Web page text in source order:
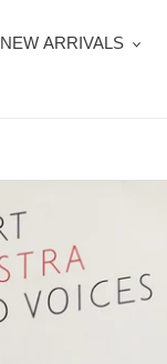
NEW ARRIVALS